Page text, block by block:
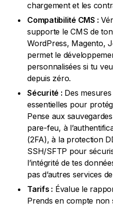
chargement et les
Compatibilité CMS :
supporte le CMS de
WordPress, Magento,
permet le
personnalisées si tu
depuis zéro.
Sécurité : Des
essentielles pour
Pense aux
pare-feu, à
(2FA), à la protection
SSH/SFTP pour
l’intégrité de tes
pas d’autres services
Tarifs : Évalue le
Prends en compte non